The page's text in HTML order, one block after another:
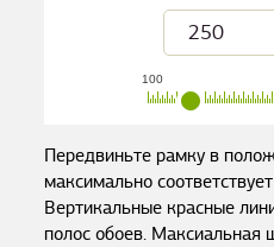
100
Передвиньте рамку в
максимально
Вертикальные красные
полос обоев. Максиальная